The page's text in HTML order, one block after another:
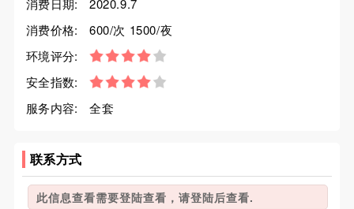
消费日期:
2020.9.7
消费价格:
600/次 1500/夜
环境评分:
安全指数:
服务内容:
全套
联系方式
此信息查看需要登陆查看，请登陆后查看.